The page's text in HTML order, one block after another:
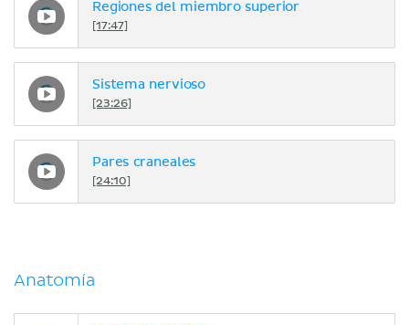
Regiones del miembro superior
[17:47]
Sistema nervioso
[23:26]
Pares craneales
[24:10]
Anatomía